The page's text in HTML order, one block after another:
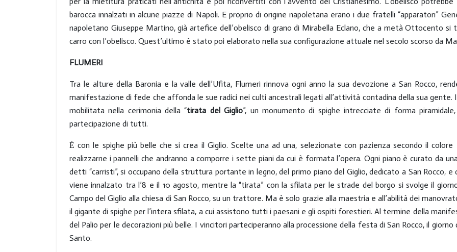
barocca innalzati in alcune piazze di Napoli. E proprio di origine napoletana erano i due fratelli “apparatori”
napoletano Giuseppe Martino, già artefice dell’obelisco di grano di Mirabella Eclano, che a metà Ottocento si
carro con l’obelisco. Quest’ultimo è stato poi elaborato nella sua configurazione attuale nel secolo scorso da
FLUMERI
Tra le alture della Baronia e la valle dell’Ufita, Flumeri rinnova ogni anno la sua devozione a San Rocco,
manifestazione di fede che affonda le sue radici nei culti ancestrali legati all’attività contadina della sua gente.
mobilitata nella cerimonia della “tirata del Giglio”, un monumento di spighe intrecciate di forma
partecipazione di tutti.
Ė con le spighe più belle che si crea il Giglio. Scelte una ad una, selezionate con pazienza secondo il
realizzarne i pannelli che andranno a comporre i sette piani da cui è formata l’opera. Ogni piano è curato da
detti “carristi”, si occupano della struttura portante in legno, del primo piano del Giglio, dedicato a San Rocco,
viene innalzato tra l’8 e il 10 agosto, mentre la “tirata” con la sfilata per le strade del borgo si svolge il
Campo del Giglio alla chiesa di San Rocco, su un trattore. Ma è solo grazie alla maestria e all’abilità dei
il gigante di spighe per l’intera sfilata, a cui assistono tutti i paesani e gli ospiti forestieri. Al termine della
del Palio per le decorazioni più belle. I vincitori parteciperanno alla processione della festa di San Rocco, il
Santo.